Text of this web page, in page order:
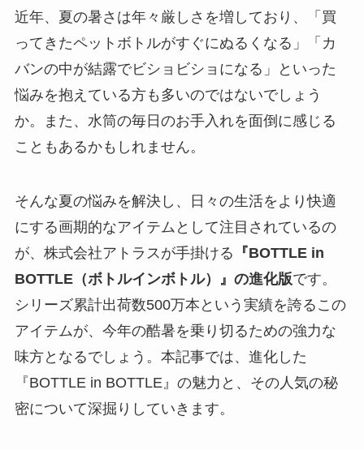
近年、夏の暑さは年々厳しさを増しており、「買
ってきたペットボトルがすぐにぬるくなる」「カ
バンの中が結露でビショビショになる」といった
悩みを抱えている方も多いのではないでしょう
か。また、水筒の毎日のお手入れを面倒に感じる
こともあるかもしれません。
そんな夏の悩みを解決し、日々の生活をより快適
にする画期的なアイテムとして注目されているの
が、株式会社アトラスが手掛ける 『BOTTLE in
BOTTLE（ボトルインボトル）』の進化版です。
シリーズ累計出荷数500万本という実績を誇るこの
アイテムが、今年の酷暑を乗り切るための強力な
味方となるでしょう。本記事では、進化した
『BOTTLE in BOTTLE』の魅力と、その人気の秘
密について深掘りしていきます。